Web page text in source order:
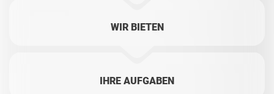
WIR BIETEN
IHRE AUFGABEN